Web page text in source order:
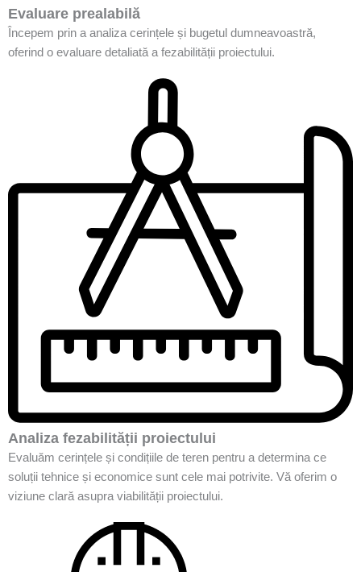
Evaluare prealabilă
Începem prin a analiza cerințele și bugetul dumneavoastră,
oferind o evaluare detaliată a fezabilității proiectului.
Analiza fezabilității proiectului
Evaluăm cerințele și condițiile de teren pentru a determina ce
soluții tehnice și economice sunt cele mai potrivite. Vă oferim o
viziune clară asupra viabilității proiectului.